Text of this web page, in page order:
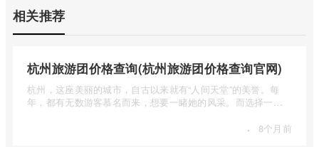
相关推荐
杭州旅游团价格查询(杭州旅游团价格查询官网)
杭州，这座美丽的城市，自古以来就有“人间天堂”的美誉。每
年，都有无数游客慕名而来，想要一睹她的风采。而选择一个
· 8个月前